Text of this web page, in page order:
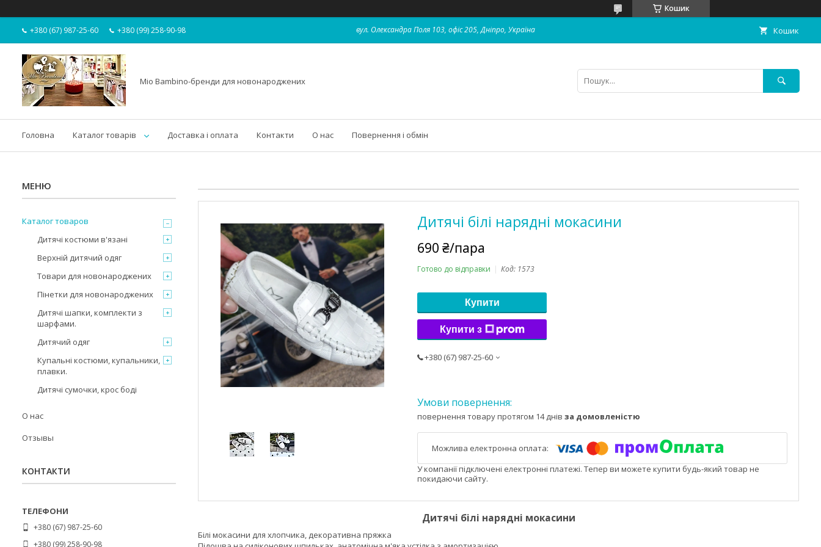
Кошик
+380 (67) 987-25-60 +380 (99) 258-90-98 вул. Олександра Поля 103, офіс 205, Дніпро, Україна Кошик
Mio Bambino-бренди для новонароджених
Головна Каталог товарів Доставка і оплата Контакти О нас Повернення і обмін
Дитячі білі нарядні мокасини
690 ₴/пара
Готово до відправки Код: 1573
Купити
Купити з
+380 (67) 987-25-60
повернення товару протягом 14 днів за домовленістю
У компанії підключені електронні платежі. Тепер ви можете купити будь-який товар не
покидаючи сайту.
Дитячі білі нарядні мокасини
Білі мокасини для хлопчика, декоративна пряжка
Каталог товаров
Дитячі костюми в'язані
Верхній дитячий одяг
Товари для новонароджених
Пінетки для новонароджених
Дитячі шапки, комплекти з
шарфами.
Дитячий одяг
Купальні костюми, купальники,
плавки.
Дитячі сумочки, крос боді
О нас
Отзывы
КОНТАКТИ
+380 (67) 987-25-60
+380 (99) 258-90-98